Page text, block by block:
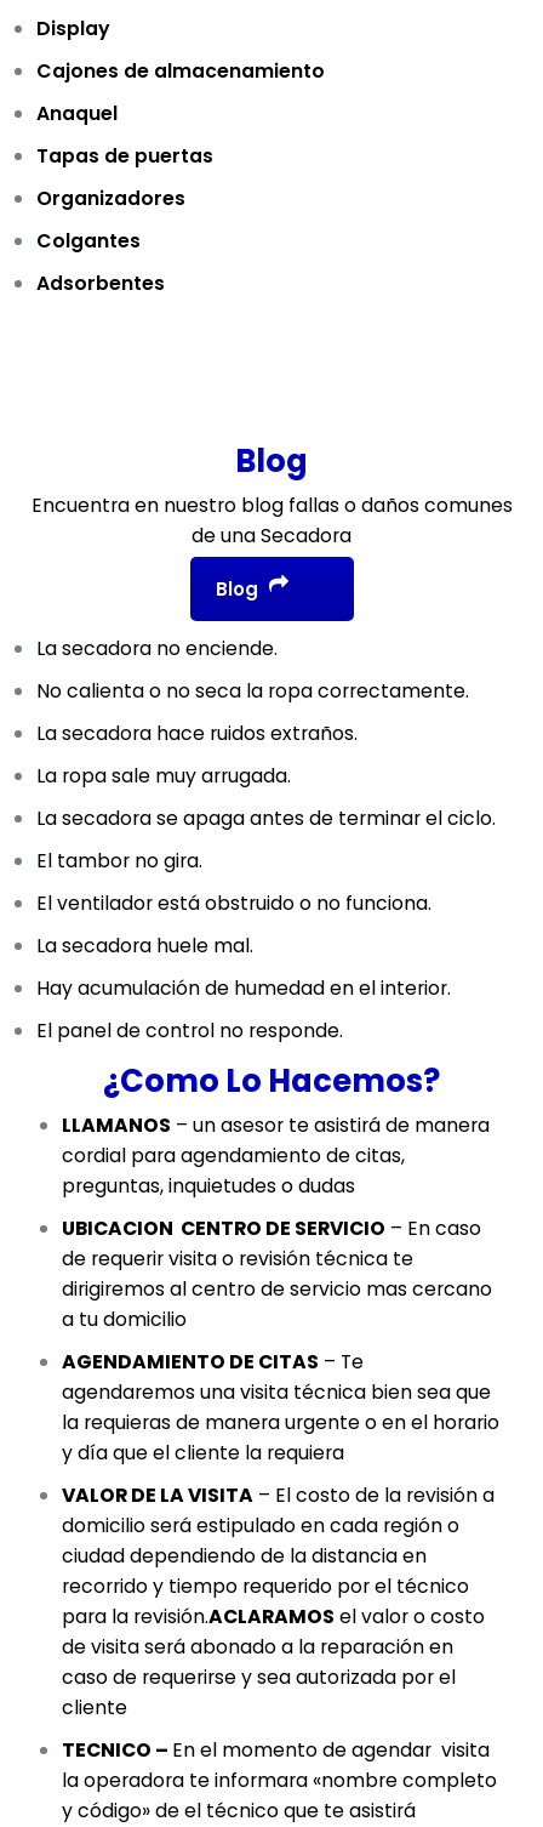
Display
Cajones de almacenamiento
Anaquel
Tapas de puertas
Organizadores
Colgantes
Adsorbentes
Blog
Encuentra en nuestro blog fallas o daños comunes
de una Secadora
Blog
La secadora no enciende.
No calienta o no seca la ropa correctamente.
La secadora hace ruidos extraños.
La ropa sale muy arrugada.
La secadora se apaga antes de terminar el ciclo.
El tambor no gira.
El ventilador está obstruido o no funciona.
La secadora huele mal.
Hay acumulación de humedad en el interior.
El panel de control no responde.
¿Como Lo Hacemos?
LLAMANOS – un asesor te asistirá de manera
cordial para agendamiento de citas,
preguntas, inquietudes o dudas
UBICACION CENTRO DE SERVICIO – En caso
de requerir visita o revisión técnica te
dirigiremos al centro de servicio mas cercano
a tu domicilio
AGENDAMIENTO DE CITAS – Te
agendaremos una visita técnica bien sea que
la requieras de manera urgente o en el horario
y día que el cliente la requiera
VALOR DE LA VISITA– El costo de la revisión a
domicilio será estipulado en cada región o
ciudad dependiendo de la distancia en
recorrido y tiempo requerido por el técnico
para la revisión.ACLARAMOS el valor o costo
de visita será abonado a la reparación en
caso de requerirse y sea autorizada por el
cliente
TECNICO – En el momento de agendar visita
la operadora te informara «nombre completo
y código» de el técnico que te asistirá